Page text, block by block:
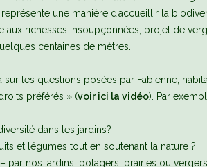
une manière d’accueillir la
aux richesses insoupçonnées, projet de
centaines de mètres.
sur les questions posées par Fabienne,
préférés » (voir ici la vidéo). Par
dans les jardins?
et légumes tout en soutenant la nature ?
par nos jardins, potagers, prairies ou